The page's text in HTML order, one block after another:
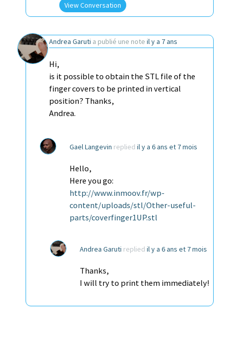
View Conversation
Andrea Garuti a publié une note il y a 7 ans
Hi,
is it possible to obtain the STL file of the
finger covers to be printed in vertical
position? Thanks,
Andrea.
Gael Langevin replied il y a 6 ans et 7 mois
Hello,
Here you go:
http://www.inmoov.fr/wp-
content/uploads/stl/Other-useful-
parts/coverfinger1UP.stl
Andrea Garuti replied il y a 6 ans et 7 mois
Thanks,
I will try to print them immediately!